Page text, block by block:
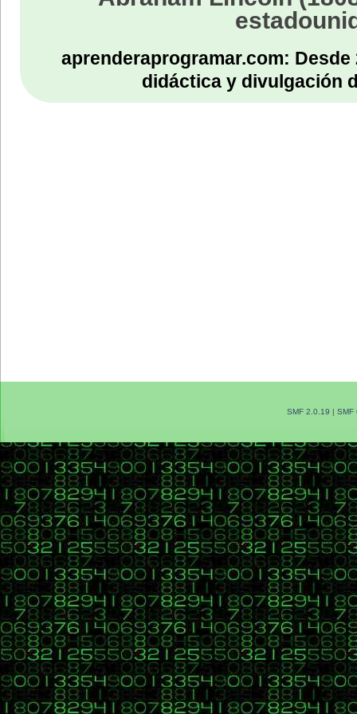
aprenderaprogramar.com:
didáctica y divulgación
SMF 2.0.19 | SMF